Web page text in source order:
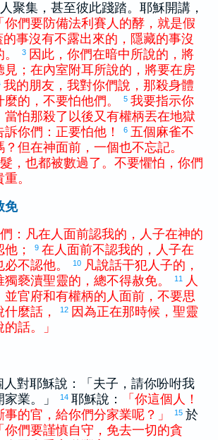
聚集，甚至彼此踐踏。耶穌開講，
「 你們要防備法利賽 人 的酵 ， 就是假
的事沒有不露出來的 ， 隱藏的事沒
。 3 因此 ， 你們在暗中所說的 ， 將
見 ； 在內室 附耳所說的 ， 將要在房
我的朋友 ， 我對你們說 ， 那殺身體
麼的 ， 不要怕他們。 5 我要指示你
當怕那殺了以後又有權柄丟在地獄
訴你們 ： 正要怕他 ！ 6 五個 麻雀不
？ 但在神面前 ， 一個也不忘記。
， 也都被數過了。 不要懼怕 ， 你們
重。
免
： 凡在 人 面前認我的 ， 人子在神的
他 ； 9 在 人 面前不認我的 ， 人子在
必不認他。 10 凡說話干犯人子的 ，
獨褻瀆聖靈的 ， 總不得赦免。 11
人
並官府和有權柄的 人 面前 ， 不要思
什麼話 ， 12 因為正在那時候 ， 聖靈
的話。
」
人對耶穌說：「夫子，請你吩咐我
業。」
14 耶穌說： 「 你這個 人 ！
事的官 ， 給你們分家業呢 ？ 」 15 於
「 你們要謹慎自守 ， 免去一切的貪